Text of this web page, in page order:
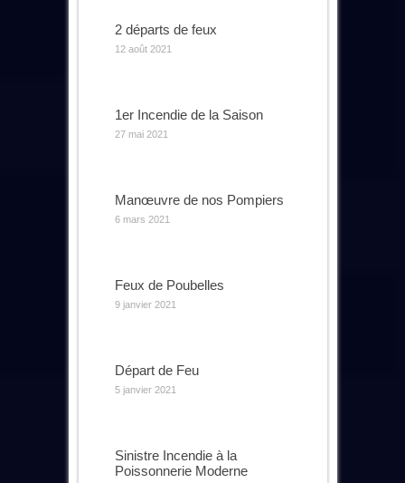
2 départs de feux
12 août 2021
1er Incendie de la Saison
27 mai 2021
Manœuvre de nos Pompiers
6 mars 2021
Feux de Poubelles
9 janvier 2021
Départ de Feu
5 janvier 2021
Sinistre Incendie à la
Poissonnerie Moderne